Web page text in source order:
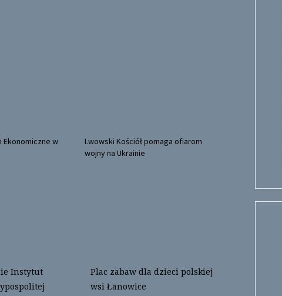
Ekonomiczne w
Lwowski Kościół pomaga ofiarom
wojny na Ukrainie
Instytut
Plac zabaw dla dzieci polskiej
wsi Łanowice